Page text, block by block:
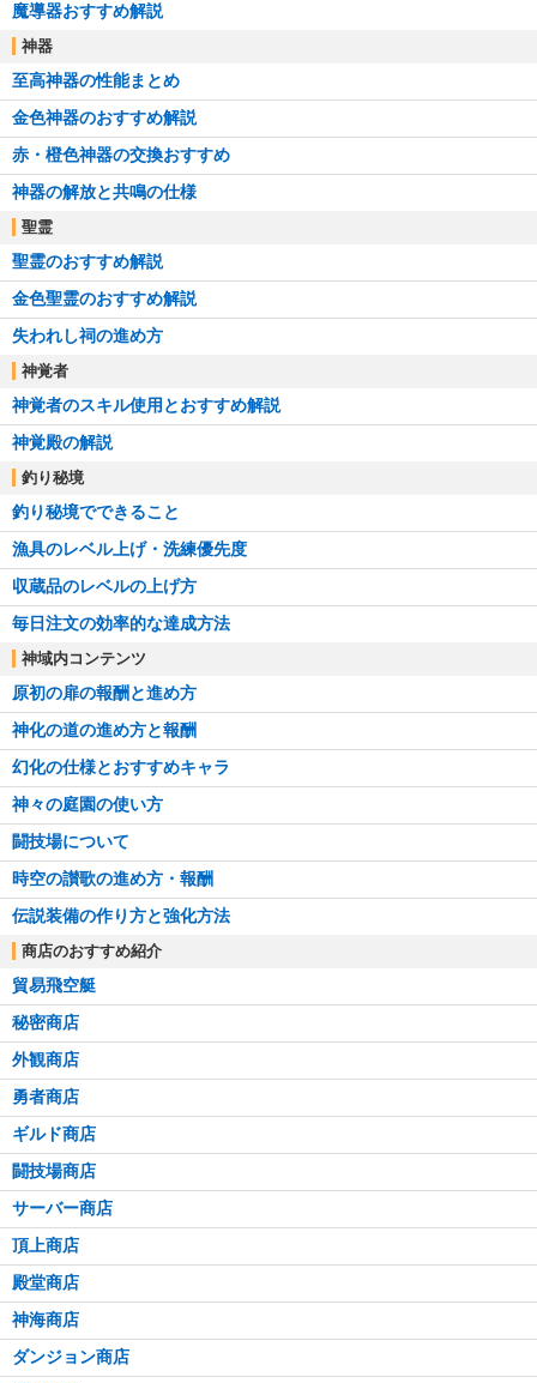
魔導器おすすめ解説
神器
至高神器の性能まとめ
金色神器のおすすめ解説
赤・橙色神器の交換おすすめ
神器の解放と共鳴の仕様
聖霊
聖霊のおすすめ解説
金色聖霊のおすすめ解説
失われし祠の進め方
神覚者
神覚者のスキル使用とおすすめ解説
神覚殿の解説
釣り秘境
釣り秘境でできること
漁具のレベル上げ・洗練優先度
収蔵品のレベルの上げ方
毎日注文の効率的な達成方法
神域内コンテンツ
原初の扉の報酬と進め方
神化の道の進め方と報酬
幻化の仕様とおすすめキャラ
神々の庭園の使い方
闘技場について
時空の讃歌の進め方・報酬
伝説装備の作り方と強化方法
商店のおすすめ紹介
貿易飛空艇
秘密商店
外観商店
勇者商店
ギルド商店
闘技場商店
サーバー商店
頂上商店
殿堂商店
神海商店
ダンジョン商店